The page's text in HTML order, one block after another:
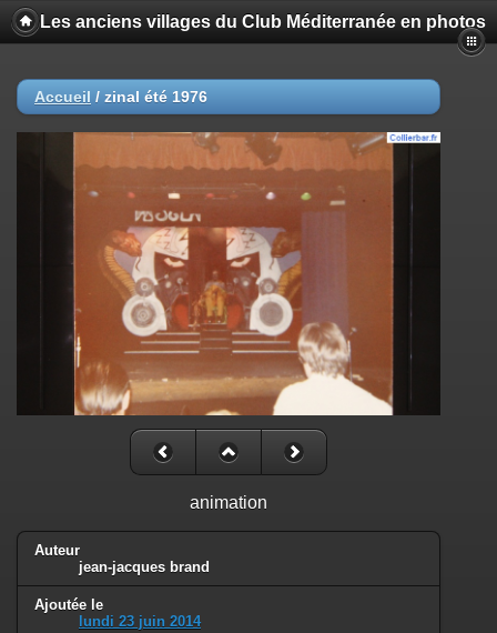
Les anciens villages du Club Méditerranée en photos
Accueil / zinal été 1976
animation
Auteur
jean-jacques brand
Ajoutée le
lundi 23 juin 2014